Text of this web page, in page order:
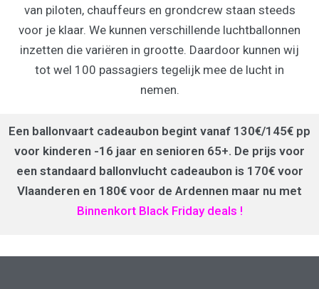
van piloten, chauffeurs en grondcrew staan steeds
voor je klaar. We kunnen verschillende luchtballonnen
inzetten die variëren in grootte. Daardoor kunnen wij
tot wel 100 passagiers tegelijk mee de lucht in
nemen.
Een ballonvaart cadeaubon begint vanaf 130€/145€ pp
voor kinderen -16 jaar en senioren 65+. De prijs voor
een standaard ballonvlucht cadeaubon is 170€ voor
Vlaanderen en 180€ voor de Ardennen maar nu met
Binnenkort Black Friday deals !